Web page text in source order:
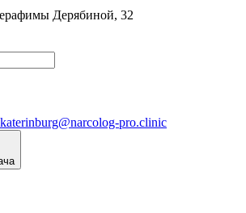
Дерябиной, 32
pro.clinic